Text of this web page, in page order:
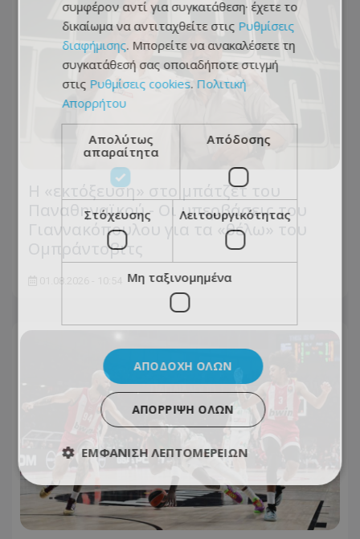
Η «εκτόξευση» στο μπάτζετ του
Παναθηναϊκού - Οι υπερβάσεις του
Γιαννακόπουλου για τα «θέλω» του
Ομπράντοβιτς
συμφέρον αντί για συγκατάθεση· έχετε το
δικαίωμα να αντιταχθείτε στις Ρυθμίσεις
διαφήμισης. Μπορείτε να ανακαλέσετε τη
συγκατάθεσή σας οποιαδήποτε στιγμή
στις Ρυθμίσεις cookies. Πολιτική
Απορρήτου
Απολύτως
απαραίτητα
Απόδοσης
Στόχευσης Λειτουργικότητας
Μη ταξινομημένα
ΑΠΟΔΟΧΉ ΌΛΩΝ
ΑΠΌΡΡΙΨΗ ΌΛΩΝ
ΕΜΦΆΝΙΣΗ ΛΕΠΤΟΜΕΡΕΙΏΝ